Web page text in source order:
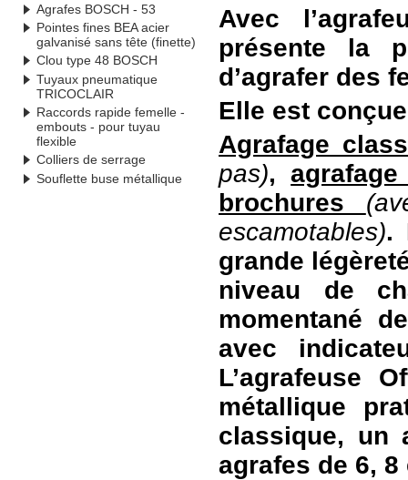
Agrafes BOSCH - 53
Pointes fines BEA acier
galvanisé sans tête (finette)
Clou type 48 BOSCH
Tuyaux pneumatique
TRICOCLAIR
Raccords rapide femelle -
embouts - pour tuyau
flexible
Colliers de serrage
Souflette buse métallique
Avec
présente la
d’agrafer des
Elle est
Agrafage
pas),
brochures
escamotables).
grande
niveau de
momentané
avec
L’agrafeuse
métallique
classique, un
agrafes de 6,